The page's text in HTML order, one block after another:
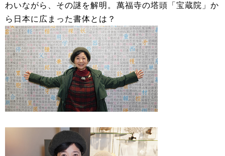
わいながら、その謎を解明。萬福寺の塔頭「宝蔵院」か
ら日本に広まった書体とは？